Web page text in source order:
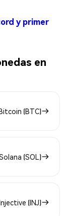
y primer
en
(BTC)
(SOL)
(INJ)